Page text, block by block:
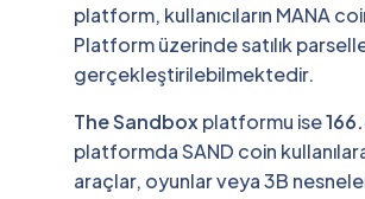
platform, kullanıcıların MANA
Platform üzerinde satılık
gerçekleştirilebilmektedir.
The Sandbox platformu ise
platformda SAND coin
araçlar, oyunlar veya 3B